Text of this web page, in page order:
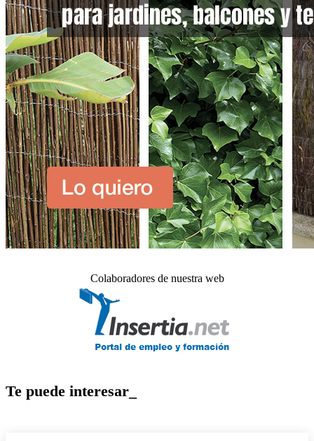
Colaboradores de nuestra web
Te puede interesar_